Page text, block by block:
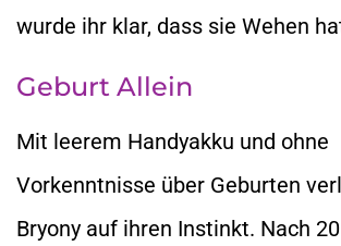
wurde ihr klar, dass sie Wehen
Geburt Allein
Mit leerem Handyakku und ohne
Vorkenntnisse über Geburten
Bryony auf ihren Instinkt. Nach